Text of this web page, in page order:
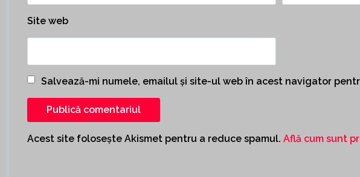
Site web
Salvează-mi numele, emailul și site-ul web în acest navigator
Acest site folosește Akismet pentru a reduce spamul. Află cum sunt